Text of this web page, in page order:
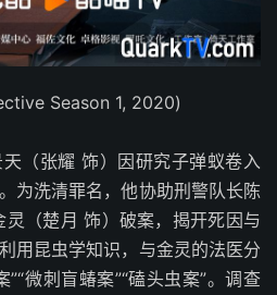
Season 1, 2020)
（张耀 饰）因研究子弹蚁卷入
为洗清罪名，他协助刑警队长陈
（楚月 饰）破案，揭开死因与
用昆虫学知识，与金灵的法医分
微刺盲蝽案”“磕头虫案”。调查